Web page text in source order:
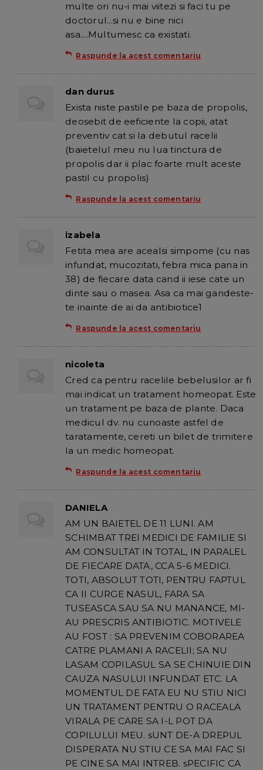
multe ori nu-i mai viitezi si faci tu pe
doctorul...si nu e bine nici
asa....Multumesc ca existati.
Raspunde la acest comentariu
dan durus
Exista niste pastile pe baza de propolis,
deosebit de eeficiente la copii, atat
preventiv cat si la debutul racelii
(baietelul meu nu lua tinctura de
propolis dar ii plac foarte mult aceste
pastil cu propolis)
Raspunde la acest comentariu
izabela
Fetita mea are acealsi simpome (cu nas
infundat, mucozitati, febra mica pana in
38) de fiecare data cand ii iese cate un
dinte sau o masea. Asa ca mai gandeste-
te inainte de ai da antibiotice1
Raspunde la acest comentariu
nicoleta
Cred ca pentru racelile bebelusilor ar fi
mai indicat un tratament homeopat. Este
un tratament pe baza de plante. Daca
medicul dv. nu cunoaste astfel de
taratamente, cereti un bilet de trimitere
la un medic homeopat.
Raspunde la acest comentariu
DANIELA
AM UN BAIETEL DE 11 LUNI. AM
SCHIMBAT TREI MEDICI DE FAMILIE SI
AM CONSULTAT IN TOTAL, IN PARALEL
DE FIECARE DATA, CCA 5-6 MEDICI.
TOTI, ABSOLUT TOTI, PENTRU FAPTUL
CA II CURGE NASUL, FARA SA
TUSEASCA SAU SA NU MANANCE, MI-
AU PRESCRIS ANTIBIOTIC. MOTIVELE
AU FOST : SA PREVENIM COBORAREA
CATRE PLAMANI A RACELII; SA NU
LASAM COPILASUL SA SE CHINUIE DIN
CAUZA NASULUI INFUNDAT ETC. LA
MOMENTUL DE FATA EU NU STIU NICI
UN TRATAMENT PENTRU O RACEALA
VIRALA PE CARE SA I-L POT DA
COPILULUI MEU. sUNT DE-A DREPUL
DISPERATA NU STIU CE SA MAI FAC SI
PE CINE SA MAI INTREB. sPECIFIC CA